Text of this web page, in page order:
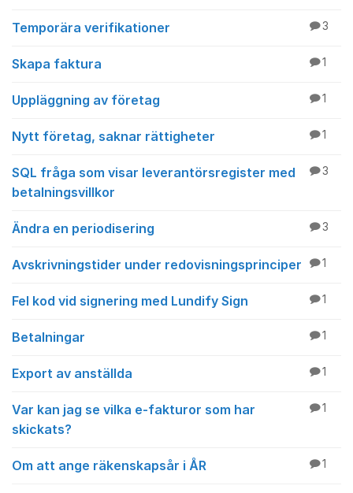
Temporära verifikationer 3
Skapa faktura 1
Uppläggning av företag 1
Nytt företag, saknar rättigheter 1
SQL fråga som visar leverantörsregister med
betalningsvillkor
3
Ändra en periodisering 3
Avskrivningstider under redovisningsprinciper 1
Fel kod vid signering med Lundify Sign 1
Betalningar 1
Export av anställda 1
Var kan jag se vilka e-fakturor som har
skickats?
1
Om att ange räkenskapsår i ÅR 1